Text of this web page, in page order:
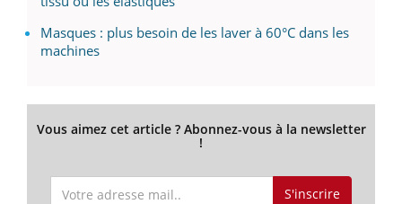
Masques : plus besoin de les laver à 60°C dans les
machines
Vous aimez cet article ? Abonnez-vous à la newsletter
!
S'inscrire